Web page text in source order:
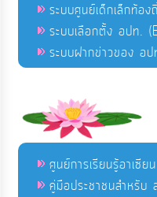
ระบบศูนย์เด็กเล็กท้อ
ระบบเลือกตั้ง อปท.
ระบบฝากข่าวของ อป
ศูนย์การเรียนรู้อาเซีย
คู่มือประชาชนสำหรับ